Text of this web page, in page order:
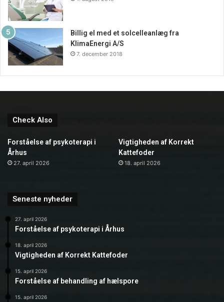
Billig el med et solcelleanlæg fra
KlimaEnergi A/S
7. december 2018
Check Also
Forståelse af psykoterapi i
Århus
27. april 2026
Vigtigheden af Korrekt
Kattefoder
18. april 2026
Seneste nyheder
27. april 2026
Forståelse af psykoterapi i Århus
18. april 2026
Vigtigheden af Korrekt Kattefoder
15. april 2026
Forståelse af behandling af hælspore
15. april 2026